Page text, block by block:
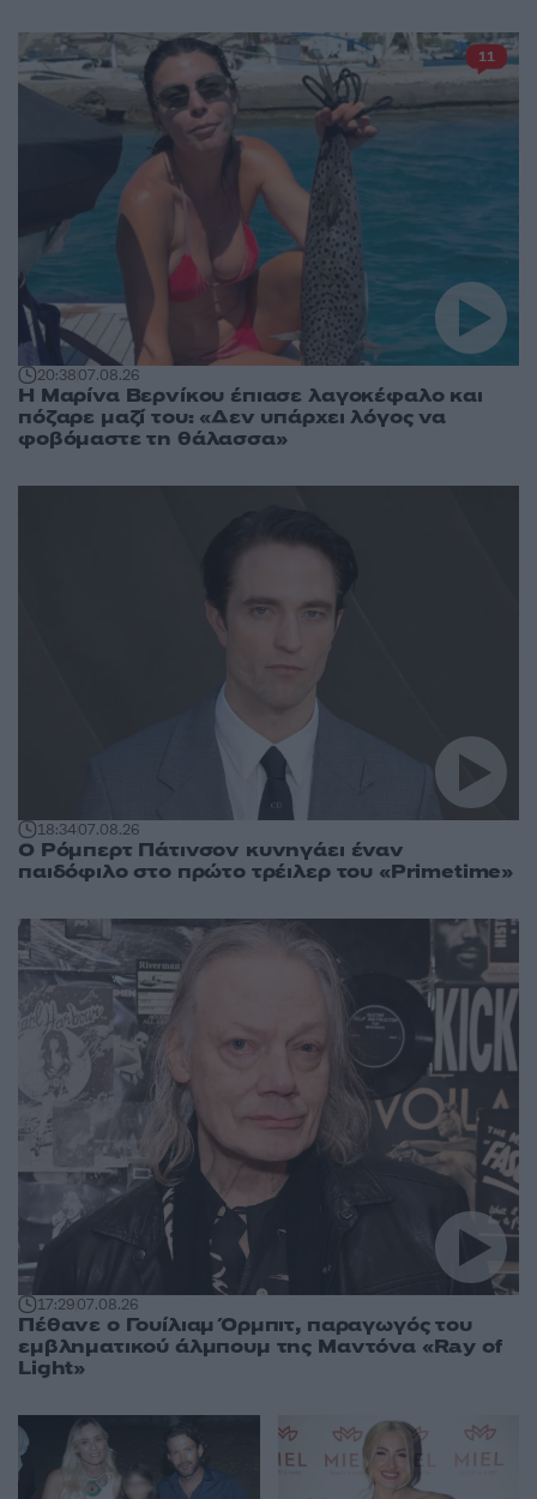
20:3807.08.26
Η Μαρίνα Βερνίκου έπιασε λαγοκέφαλο και
πόζαρε μαζί του: «Δεν υπάρχει λόγος να
φοβόμαστε τη θάλασσα»
11
18:3407.08.26
Ο Ρόμπερτ Πάτινσον κυνηγάει έναν
παιδόφιλο στο πρώτο τρέιλερ του «Primetime»
17:2907.08.26
Πέθανε ο Γουίλιαμ Όρμπιτ, παραγωγός του
εμβληματικού άλμπουμ της Μαντόνα «Ray of
Light»